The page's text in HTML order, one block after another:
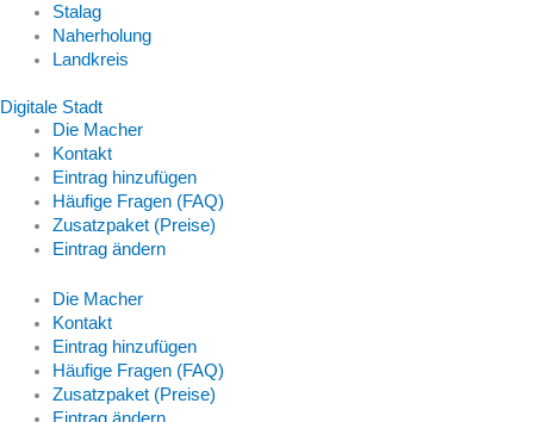
Stalag
Naherholung
Landkreis
Digitale Stadt
Die Macher
Kontakt
Eintrag hinzufügen
Häufige Fragen (FAQ)
Zusatzpaket (Preise)
Eintrag ändern
Die Macher
Kontakt
Eintrag hinzufügen
Häufige Fragen (FAQ)
Zusatzpaket (Preise)